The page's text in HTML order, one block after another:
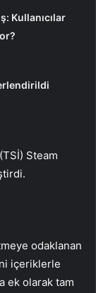
Kullanıcılar
Steam
odaklanan
içeriklerle
ek olarak tam